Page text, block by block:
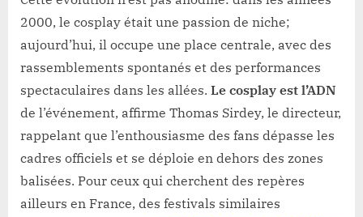
2000, le cosplay était une passion de niche;
aujourd’hui, il occupe une place centrale, avec des
rassemblements spontanés et des performances
spectaculaires dans les allées. Le cosplay est l’ADN
de l’événement, affirme Thomas Sirdey, le directeur,
rappelant que l’enthousiasme des fans dépasse les
cadres officiels et se déploie en dehors des zones
balisées. Pour ceux qui cherchent des repères
ailleurs en France, des festivals similaires